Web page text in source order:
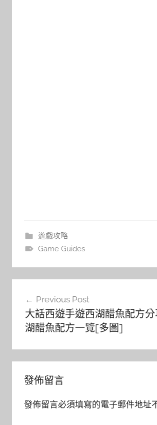
遊戲攻略
Game Guides
Previous Post
大話西遊手遊西湖醋魚配方
湖醋魚配方一覽[多圖]
發佈留言
發佈留言必須填寫的電子郵件地址